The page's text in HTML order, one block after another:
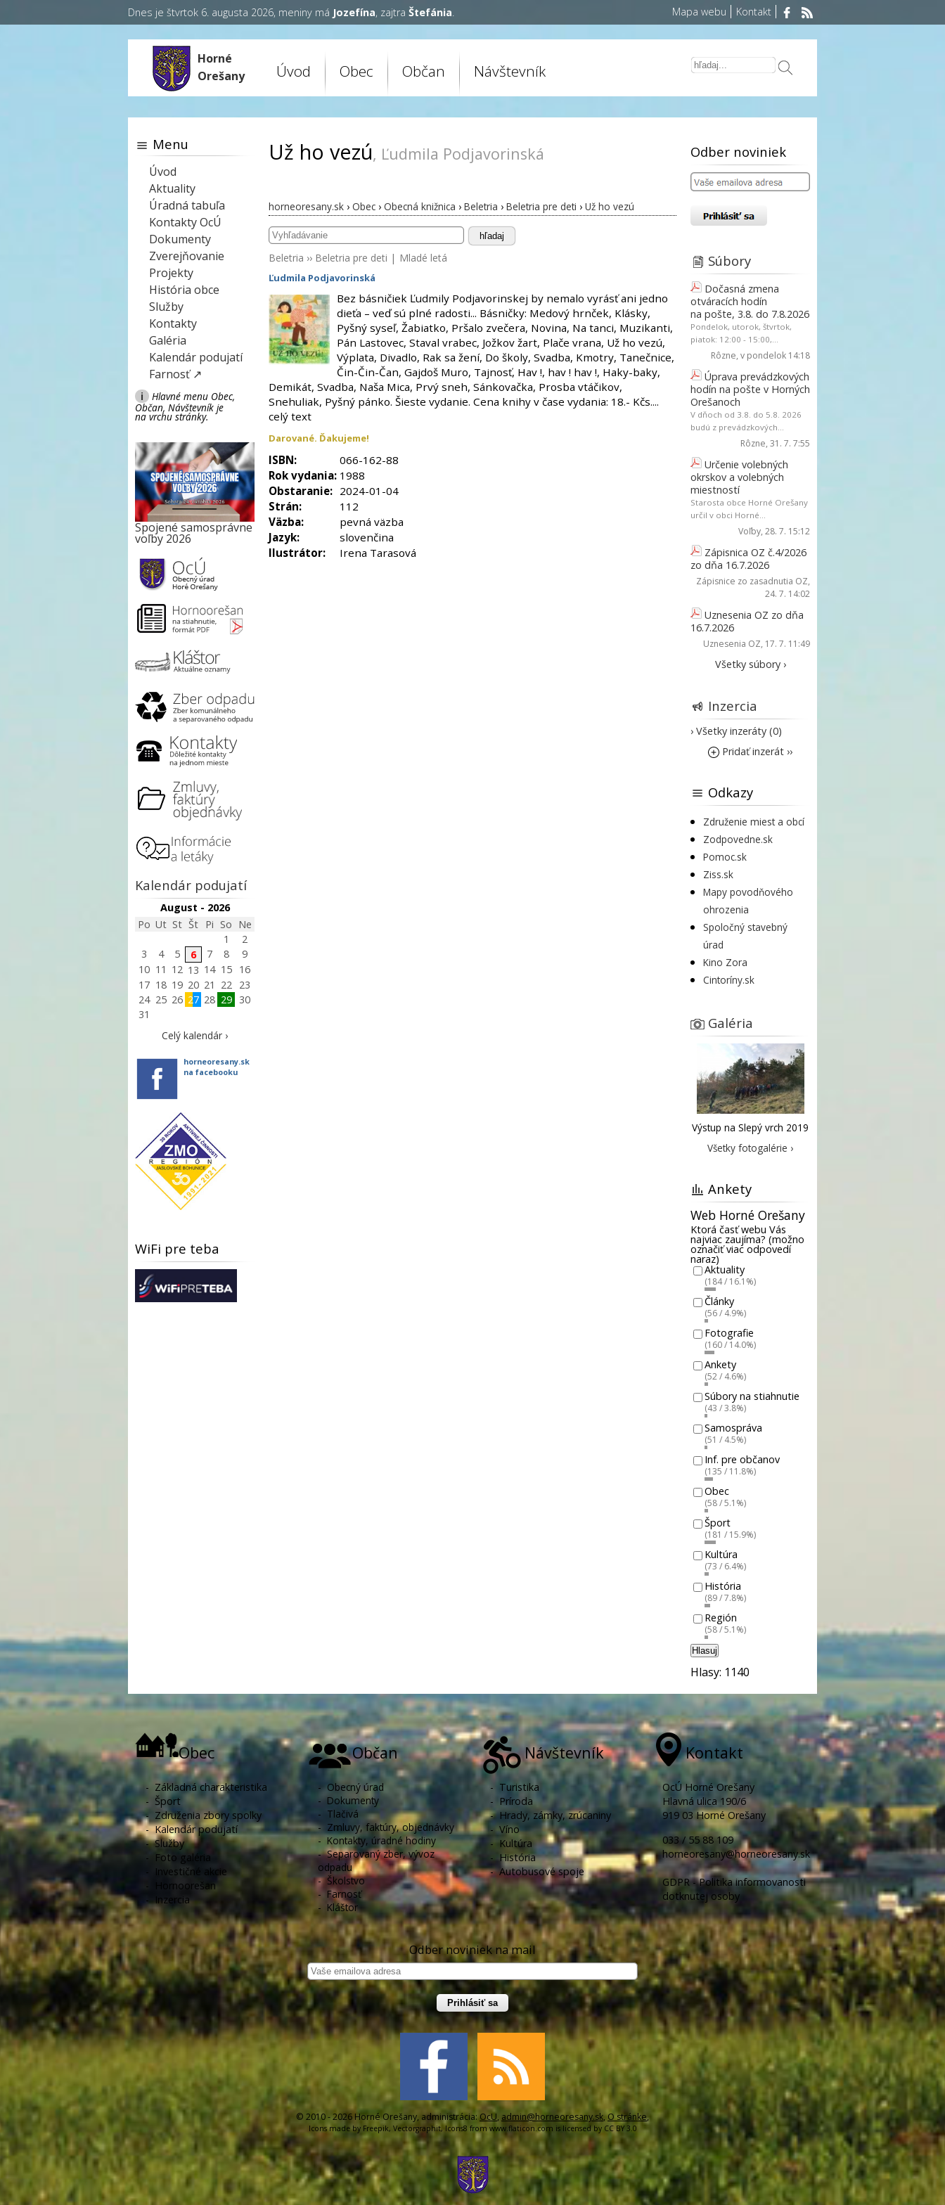
Dnes je štvrtok 6. augusta 2026, meniny má Jozefína, zajtra Štefánia. Mapa webu Kontakt
Horné
Orešany
Úvod Obec Občan Návštevník
Už ho vezú, Ľudmila Podjavorinská
horneoresany.sk › Obec › Obecná knižnica › Beletria › Beletria pre deti › Už ho vezú
hľadaj
Beletria ›› Beletria pre deti | Mladé letá
Ľudmila Podjavorinská
Bez básničiek Ľudmily Podjavorinskej by nemalo vyrásť ani jedno
dieťa – veď sú plné radosti... Básničky: Medový hrnček, Klásky,
Pyšný syseľ, Žabiatko, Pršalo zvečera, Novina, Na tanci, Muzikanti,
Pán Lastovec, Staval vrabec, Jožkov žart, Plače vrana, Už ho vezú,
Výplata, Divadlo, Rak sa žení, Do školy, Svadba, Kmotry, Tanečnice,
Čin-Čin-Čan, Gajdoš Muro, Tajnosť, Hav !, hav ! hav !, Haky-baky,
Demikát, Svadba, Naša Mica, Prvý sneh, Sánkovačka, Prosba vtáčikov,
Snehuliak, Pyšný pánko. Šieste vydanie. Cena knihy v čase vydania: 18.- Kčs....
celý text
Darované. Ďakujeme!
ISBN:
066-162-88
Rok vydania: 1988
Obstaranie: 2024-01-04
Strán:
112
Väzba:
pevná väzba
Jazyk:
slovenčina
Ilustrátor:
Irena Tarasová
Menu
Úvod
Aktuality
Úradná tabuľa
Kontakty OcÚ
Dokumenty
Zverejňovanie
Projekty
História obce
Služby
Kontakty
Galéria
Kalendár podujatí
Farnosť ↗
i
Hlavné menu Obec,
Občan, Návštevník je
na vrchu stránky.
Spojené samosprávne
voľby 2026
Kalendár podujatí
August - 2026
Po Ut St Št Pi So Ne
1
2
3
4 5 6 7 8
9
10 11 12 13 14 15
16
17 18 19 20 21 22
23
24 25 26 27 28 29
30
31
Celý kalendár ›
horneoresany.sk
na facebooku
WiFi pre teba
Odber noviniek
Súbory
Dočasná zmena
otváracích hodín
na pošte, 3.8. do 7.8.2026
Pondelok, utorok, štvrtok,
piatok: 12:00 - 15:00,...
Rôzne, v pondelok 14:18
Úprava prevádzkových
hodín na pošte v Horných
Orešanoch
V dňoch od 3.8. do 5.8. 2026
budú z prevádzkových...
Rôzne, 31. 7. 7:55
Určenie volebných
okrskov a volebných
miestností
Starosta obce Horné Orešany
určil v obci Horné...
Voľby, 28. 7. 15:12
Zápisnica OZ č.4/2026
zo dňa 16.7.2026
Zápisnice zo zasadnutia OZ,
24. 7. 14:02
Uznesenia OZ zo dňa
16.7.2026
Uznesenia OZ, 17. 7. 11:49
Všetky súbory ›
Inzercia
› Všetky inzeráty (0)
Pridať inzerát ››
Odkazy
Združenie miest a obcí
Zodpovedne.sk
Pomoc.sk
Ziss.sk
Mapy povodňového
ohrozenia
Spoločný stavebný
úrad
Kino Zora
Cintoríny.sk
Galéria
Výstup na Slepý vrch 2019
Všetky fotogalérie ›
Ankety
Web Horné Orešany
Ktorá časť webu Vás
najviac zaujíma? (možno
označiť viac odpovedí
naraz)
Aktuality
(184 / 16.1%)
Články
(56 / 4.9%)
Fotografie
(160 / 14.0%)
Ankety
(52 / 4.6%)
Súbory na stiahnutie
(43 / 3.8%)
Samospráva
(51 / 4.5%)
Inf. pre občanov
(135 / 11.8%)
Obec
(58 / 5.1%)
Šport
(181 / 15.9%)
Kultúra
(73 / 6.4%)
História
(89 / 7.8%)
Región
(58 / 5.1%)
Hlasuj
Hlasy: 1140
Obec
- Základná charakteristika
- Šport
- Združenia zbory spolky
-Kalendár podujatí
-Služby
- Foto galéria
- Investičné akcie
-
Hornoorešan
-
Inzercia
Občan
- Obecný úrad
-Dokumenty
- Tlačivá
- Zmluvy, faktúry, objednávky
- Kontakty, úradné hodiny
-Separovaný zber, vývoz
odpadu
- Školstvo
- Farnosť
- Kláštor
Návštevník
- Turistika
- Príroda
-Hrady, zámky, zrúcaniny
-Víno
- Kultúra
- História
-Autobusové spoje
Kontakt
OcÚ Horné Orešany
Hlavná ulica 190/6
919 03 Horné Orešany
033 / 55 88 109
horneoresany@horneoresany.sk
GDPR - Politika informovanosti
dotknutej osoby
Odber noviniek na mail
Prihlásiť sa
© 2010 - 2026 Horné Orešany, administrácia: OcU, admin@horneoresany.sk,O stránke,
Icons made by Freepik, Vectorgraphit,Icons8 fromwww.flaticon.com is licensed by CC BY 3.0